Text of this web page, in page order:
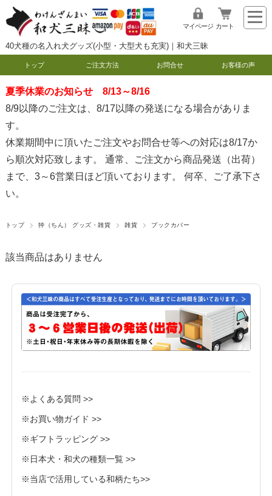
40犬種の名入れ犬グッズ(小型・大型犬も充実)｜和犬三昧
マイページ カート
トップ ご注文方法 お問合せ お客様の声
夏季休業のお知らせ 8/13～8/16
8/9以降のご注文は、8/17以降の発送になる場合がありま
す。
休業期間中に頂いたご注文やお問合せ等への対応は8/17か
ら順次対応致します。 通常、ご注文から商品発送（出荷）
まで、3～6営業日ほど頂いております。 何卒、ご了承下さ
い。
トップ 狆（ちん） グッズ・雑貨 雑貨 ブックカバー
該当商品はありません
※よくある質問 >>
※お買い物ガイド >>
※ギフトラッピング >>
※日本犬・和犬の種類一覧 >>
※当店で活用している和柄たち>>